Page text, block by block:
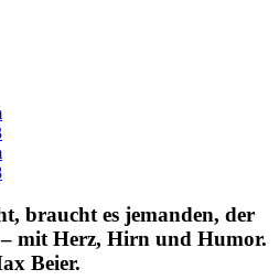
braucht es jemanden, der
mit Herz, Hirn und Humor.
Beier.